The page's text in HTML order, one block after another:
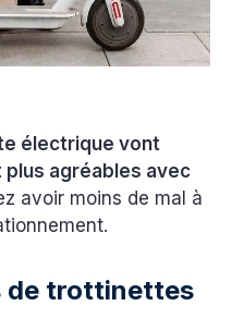
électrique vont
agréables avec
avoir moins de mal à
de trottinettes